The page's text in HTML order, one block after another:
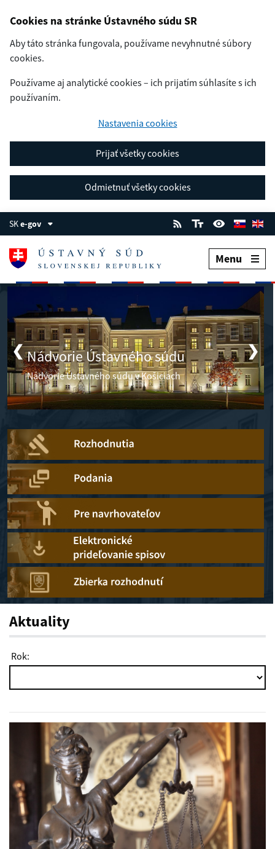
Cookies na stránke Ústavného súdu SR
Aby táto stránka fungovala, používame nevyhnutné súbory
cookies.
Používame aj analytické cookies – ich prijatím súhlasíte s ich
používaním.
Nastavenia cookies
Prijať všetky cookies
Odmietnuť všetky cookies
SKe-gov
Menu
Aktuálne informácie
Nádvorie Ústavného súdu
Nádvorie Ústavného súdu v Košiciach
❮ ❯
Aktuality
Rok: